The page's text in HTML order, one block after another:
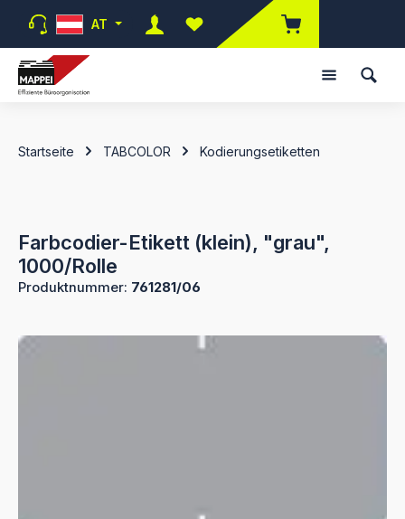
Zum Hauptinhalt springen
AT
Du hast 0 Produkte auf dem
Startseite TABCOLOR Kodierungsetiketten
Farbcodier-Etikett (klein), "grau",
1000/Rolle
Produktnummer: 761281/06
Bildergalerie überspringen